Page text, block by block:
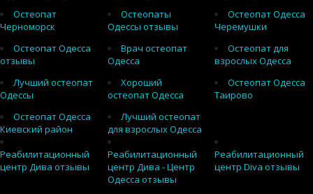
Остеопат
Черноморск
Остеопаты
Одессы отзывы
Остеопат Одесса
Черемушки
Остеопат Одесса
отзывы
Врач остеопат
Одесса
Остеопат для
взрослых Одесса
Лучший остеопат
Одессы
Хороший
остеопат Одесса
Остеопат Одесса
Таирово
Остеопат Одесса
Киевский район
Лучший остеопат
для взрослых Одесса
Реабилитационный
центр Дива отзывы
Реабилитационный
центр Дива - Центр
Одесса отзывы
Реабилитационный
центр Diva отзывы